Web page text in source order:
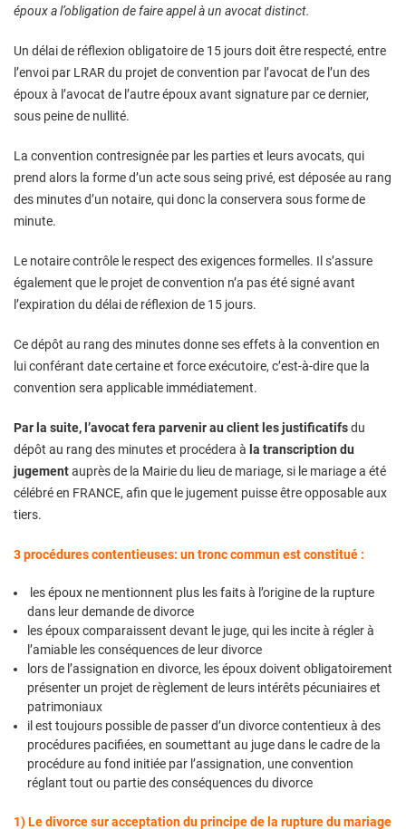
époux a l’obligation de faire appel à un avocat distinct.
Un délai de réflexion obligatoire de 15 jours doit être respecté, entre
l’envoi par LRAR du projet de convention par l’avocat de l’un des
époux à l’avocat de l’autre époux avant signature par ce dernier,
sous peine de nullité.
La convention contresignée par les parties et leurs avocats, qui
prend alors la forme d’un acte sous seing privé, est déposée au rang
des minutes d’un notaire, qui donc la conservera sous forme de
minute.
Le notaire contrôle le respect des exigences formelles. Il s’assure
également que le projet de convention n’a pas été signé avant
l’expiration du délai de réflexion de 15 jours.
Ce dépôt au rang des minutes donne ses effets à la convention en
lui conférant date certaine et force exécutoire, c’est-à-dire que la
convention sera applicable immédiatement.
Par la suite, l’avocat fera parvenir au client les justificatifsdu
dépôt au rang des minutes et procédera à la transcription du
jugementauprès de la Mairie du lieu de mariage, si le mariage a été
célébré en FRANCE, afin que le jugement puisse être opposable aux
tiers.
3 procédures contentieuses: un tronc commun est constitué :
les époux ne mentionnent plus les faits à l’origine de la rupture
dans leur demande de divorce
les époux comparaissent devant le juge, qui les incite à régler à
l’amiable les conséquences de leur divorce
lors de l’assignation en divorce, les époux doivent obligatoirement
présenter un projet de règlement de leurs intérêts pécuniaires et
patrimoniaux
il est toujours possible de passer d’un divorce contentieux à des
procédures pacifiées, en soumettant au juge dans le cadre de la
procédure au fond initiée par l’assignation, une convention
réglant tout ou partie des conséquences du divorce
1) Le divorce sur acceptation du principe de la rupture du mariage